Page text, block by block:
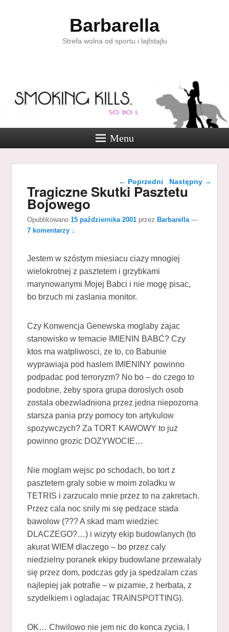
Barbarella
Strefa wolna od sportu i lajfstajlu
Menu
Nawigacja wpisu
← Poprzedni Następny →
Tragiczne Skutki Pasztetu
Bojowego
Opublikowano15 października 2001 przez Barbarella —
7 komentarzy ↓
Jestem w szóstym miesiacu ciazy mnogiej
wielokrotnej z pasztetem i grzybkami
marynowanymi Mojej Babci i nie mogę pisac,
bo brzuch mi zaslania monitor.
Czy Konwencja Genewska moglaby zajac
stanowisko w temacie IMIENIN BABĆ? Czy
ktos ma watpliwosci, ze to, co Babunie
wyprawiaja pod haslem IMIENINY powinno
podpadac pod terroryzm? No bo – do czego to
podobne, żeby spora grupa doroslych osob
zostala obezwladniona przez jedna niepozorna
starsza pania przy pomocy ton artykulow
spozywczych? Za TORT KAWOWY to już
powinno grozic DOZYWOCIE…
Nie moglam wejsc po schodach, bo tort z
pasztetem graly sobie w moim zoladku w
TETRIS i zarzucalo mnie przez to na zakretach.
Przez cala noc snily mi się pedzace stada
bawolow (??? A skad mam wiedziec
DLACZEGO?…) i wizyty ekip budowlanych (to
akurat WIEM dlaczego – bo przez caly
niedzielny poranek ekipy budowlane przewalaly
się przez dom, podczas gdy ja spedzalam czas
najlepiej jak potrafie – w pizamie, z herbata, z
szydelkiem i ogladajac TRAINSPOTTING).
OK… Chwilowo nie jem nic do konca zycia. I